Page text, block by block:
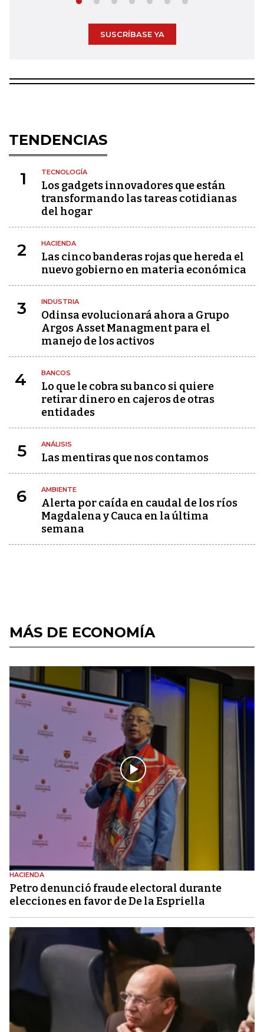
SUSCRÍBASE YA
TENDENCIAS
1 TECNOLOGÍA
Los gadgets innovadores que están
transformando las tareas cotidianas
del hogar
2 HACIENDA
Las cinco banderas rojas que hereda el
nuevo gobierno en materia económica
3 INDUSTRIA
Odinsa evolucionará ahora a Grupo
Argos Asset Managment para el
manejo de los activos
4 BANCOS
Lo que le cobra su banco si quiere
retirar dinero en cajeros de otras
entidades
5 ANÁLISIS
Las mentiras que nos contamos
6 AMBIENTE
Alerta por caída en caudal de los ríos
Magdalena y Cauca en la última
semana
MÁS DE ECONOMÍA
HACIENDA
Petro denunció fraude electoral durante
elecciones en favor de De la Espriella